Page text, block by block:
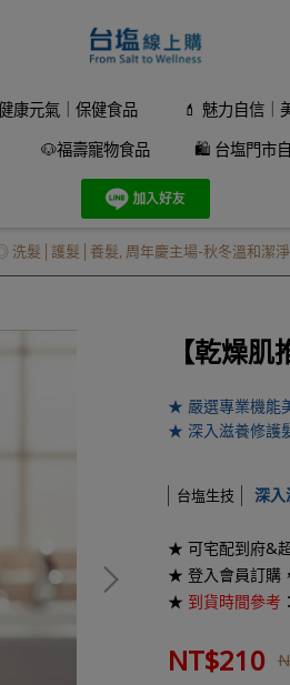
康元氣｜保健食品 💄 魅力自信｜
🐶福壽寵物食品 🛍️ 台塩門市
洗髮│護髮│養髮, 周年慶主場-秋冬溫和潔
【乾燥
★ 嚴選專業機能
★ 深入滋養修護
台塩生技 深入
★ 可宅配到府&
★ 登入會員訂購
★ 到貨時間參考
NT$210